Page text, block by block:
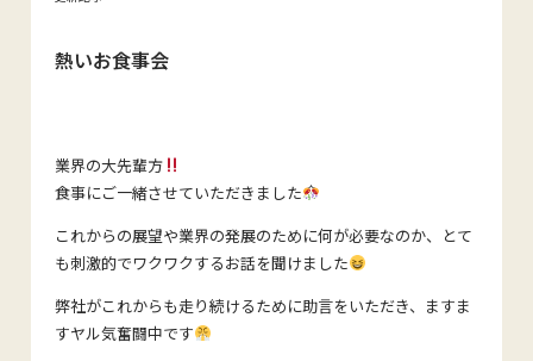
熱いお食事会
業界の大先輩方
食事にご一緒させていただきました
これからの展望や業界の発展のために何が必要なのか、とて
も刺激的でワクワクするお話を聞けました
弊社がこれからも走り続けるために助言をいただき、ますま
すヤル気奮闘中です